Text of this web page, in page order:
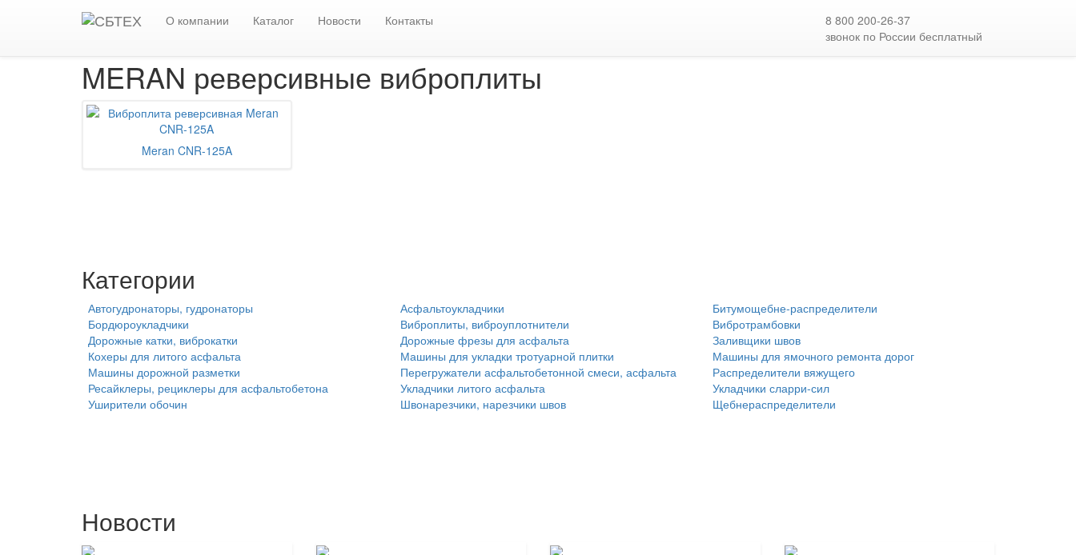
О компании Каталог Новости Контакты
8 800 200-26-37
звонок по России бесплатный
Главная Каталог Виброплиты, виброуплотнители
MERAN реверсивные виброплиты
Meran CNR-125A
Категории
Автогудронаторы, гудронаторы Асфальтоукладчики
Битумощебне-распределители
Бордюроукладчики
Виброплиты, виброуплотнители
Вибротрамбовки
Дорожные катки, виброкатки
Дорожные фрезы для асфальта
Заливщики швов
Кохеры для литого асфальта
Машины для укладки тротуарной плитки
Машины для ямочного ремонта дорог
Машины дорожной разметки
Перегружатели асфальтобетонной смеси, асфальта
Распределители вяжущего
Ресайклеры, рециклеры для асфальтобетона
Укладчики литого асфальта
Укладчики сларри-сил
Уширители обочин
Швонарезчики, нарезчики швов Щебнераспределители
Новости